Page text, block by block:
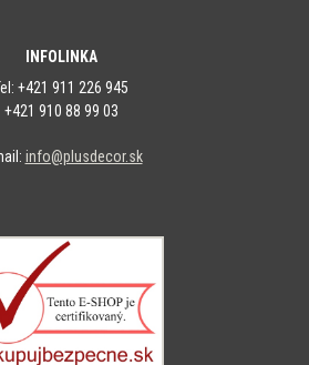
INFOLINKA
+421 911 226 945
+421 910 88 99 03
info@plusdecor.sk